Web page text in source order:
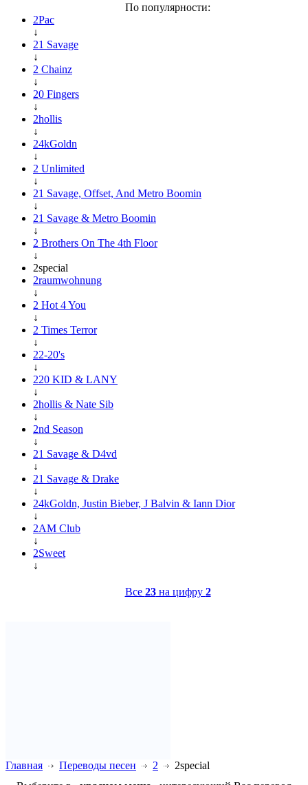
По популярности:
2Pac
↓
21 Savage
↓
2 Chainz
↓
20 Fingers
↓
2hollis
↓
24kGoldn
↓
2 Unlimited
↓
21 Savage, Offset, And Metro Boomin
↓
21 Savage & Metro Boomin
↓
2 Brothers On The 4th Floor
↓
2special
2raumwohnung
↓
2 Hot 4 You
↓
2 Times Terror
↓
22-20's
↓
220 KID & LANY
↓
2hollis & Nate Sib
↓
2nd Season
↓
21 Savage & D4vd
↓
21 Savage & Drake
↓
24kGoldn, Justin Bieber, J Balvin & Iann Dior
↓
2AM Club
↓
2Sweet
↓
Все 23на цифру 2
Главная Переводы песен 2
2special